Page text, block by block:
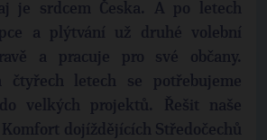
je srdcem Česka. A po letech
a plýtvání už druhé volební
a pracuje pro své občany.
čtyřech letech se potřebujeme
velkých projektů. Řešit naše
dojíždějících Středočechů